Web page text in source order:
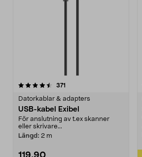
371
Datorkablar & adapters
USB-kabel Exibel
För anslutning av t.ex skanner
eller skrivare...
Längd: 2 m
4.5av 5 stjärnor